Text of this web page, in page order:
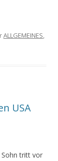
ALLGEMEINES,
USA
Sohn tritt vor